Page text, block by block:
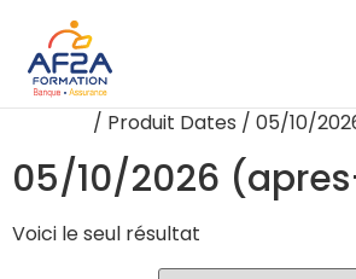
/ Produit Dates / 05/10/
05/10/2026
Voici le seul résultat